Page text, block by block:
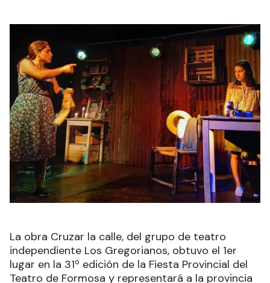
La obra Cruzar la calle, del grupo de teatro
independiente Los Gregorianos, obtuvo el 1er
lugar en la 31º edición de la Fiesta Provincial del
Teatro de Formosa y representará a la provincia